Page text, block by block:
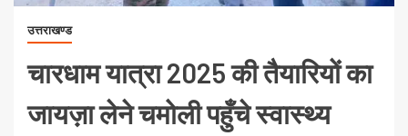
उत्तराखण्ड
चारधाम यात्रा 2025 की तैयारियों का
जायज़ा लेने चमोली पहुँचे स्वास्थ्य